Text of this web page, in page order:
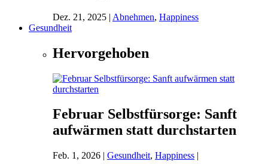
Dez. 21, 2025 | Abnehmen, Happiness
Gesundheit
Hervorgehoben
Februar Selbstfürsorge: Sanft
aufwärmen statt durchstarten
Feb. 1, 2026 | Gesundheit, Happiness |